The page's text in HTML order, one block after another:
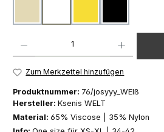
Zum Merkzettel hinzufügen
Produktnummer: 76/josyyy_WEIß
Hersteller: Ksenis WELT
Material: 65% Viscose | 35% Nylon